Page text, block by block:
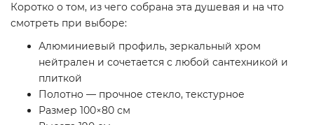
Коротко о том, из чего собрана эта душевая и на что
смотреть при выборе:
Алюминиевый профиль, зеркальный хром
нейтрален и сочетается с любой сантехникой и
плиткой
Полотно — прочное стекло, текстурное
Размер 100×80 см